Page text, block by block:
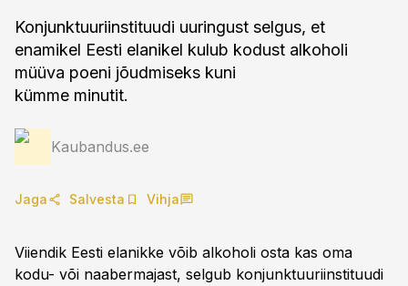
Konjunktuuriinstituudi uuringust selgus, et
enamikel Eesti elanikel kulub kodust alkoholi
müüva poeni jõudmiseks kuni
kümme minutit.
Kaubandus.ee
Jaga Salvesta Vihja
Viiendik Eesti elanikke võib alkoholi osta kas oma
kodu- või naabermajast, selgub konjunktuuriinstituudi